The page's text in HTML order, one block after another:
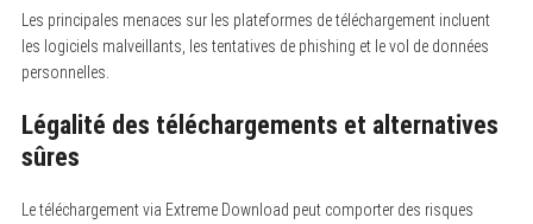
Les principales menaces sur les plateformes de téléchargement incluent
les logiciels malveillants, les tentatives de phishing et le vol de données
personnelles.
Légalité des téléchargements et alternatives
sûres
Le téléchargement via Extreme Download peut comporter des risques